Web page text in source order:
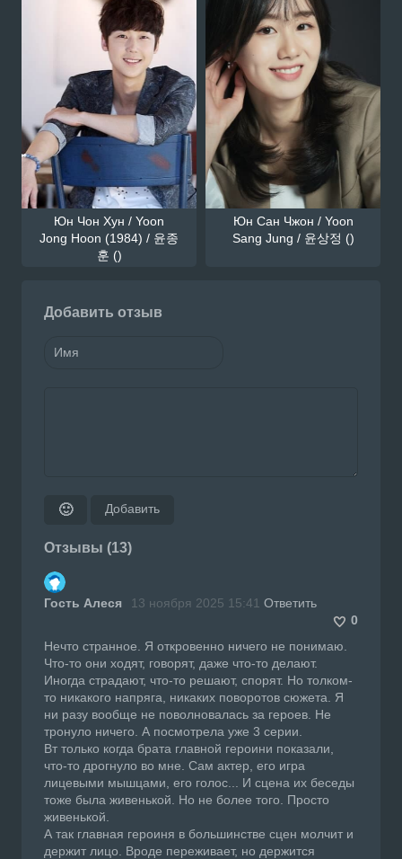
Юн Чон Хун / Yoon
Jong Hoon (1984) / 윤종
훈 ()
Юн Сан Чжон / Yoon
Sang Jung / 윤상정 ()
Добавить отзыв
🙂 Добавить
Отзывы (13)
Гость Алеся 13 ноября 2025 15:41 Ответить
0
Нечто странное. Я откровенно ничего не понимаю.
Что-то они ходят, говорят, даже что-то делают.
Иногда страдают, что-то решают, спорят. Но толком-
то никакого напряга, никаких поворотов сюжета. Я
ни разу вообще не поволновалась за героев. Не
тронуло ничего. А посмотрела уже 3 серии.
Вт только когда брата главной героини показали,
что-то дрогнуло во мне. Сам актер, его игра
лицевыми мышцами, его голос... И сцена их беседы
тоже была живенькой. Но не более того. Просто
живенькой.
А так главная героиня в большинстве сцен молчит и
держит лицо. Вроде переживает, но держится